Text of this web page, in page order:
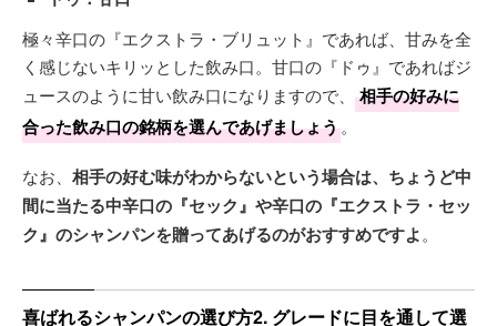
極々辛口の『エクストラ・ブリュット』であれば、甘みを全
く感じないキリッとした飲み口。甘口の『ドゥ』であればジ
ュースのように甘い飲み口になりますので、
相手の好みに
合った飲み口の銘柄を選んであげましょう。
なお、 相手の好む味がわからないという場合は、ちょうど中
間に当たる中辛口の『セック』や辛口の『エクストラ・セッ
ク』のシャンパンを贈ってあげるのがおすすめですよ。
喜ばれるシャンパンの選び方2. グレードに目を通して選